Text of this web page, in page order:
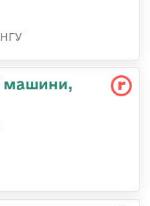
НГУ
машини,